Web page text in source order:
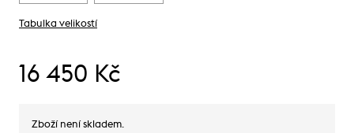
Tabulka velikostí
16 450 Kč
Zboží není skladem.